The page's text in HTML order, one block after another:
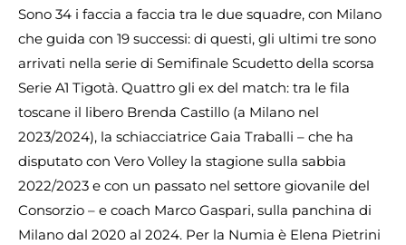
Sono 34 i faccia a faccia tra le due squadre, con Milano
che guida con 19 successi: di questi, gli ultimi tre sono
arrivati nella serie di Semifinale Scudetto della scorsa
Serie A1 Tigotà. Quattro gli ex del match: tra le fila
toscane il libero Brenda Castillo (a Milano nel
2023/2024), la schiacciatrice Gaia Traballi – che ha
disputato con Vero Volley la stagione sulla sabbia
2022/2023 e con un passato nel settore giovanile del
Consorzio – e coach Marco Gaspari, sulla panchina di
Milano dal 2020 al 2024. Per la Numia è Elena Pietrini